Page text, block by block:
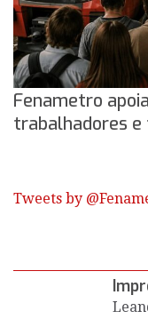
Fenametro
trabalhadores e
Tweets by